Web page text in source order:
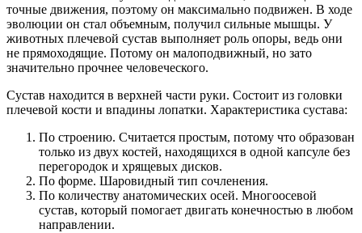
точные движения, поэтому он максимально подвижен. В ходе
эволюции он стал объемным, получил сильные мышцы. У
животных плечевой сустав выполняет роль опоры, ведь они
не прямоходящие. Потому он малоподвижный, но зато
значительно прочнее человеческого.
Сустав находится в верхней части руки. Состоит из головки
плечевой кости и впадины лопатки. Характеристика сустава:
По строению. Считается простым, потому что образован
только из двух костей, находящихся в одной капсуле без
перегородок и хрящевых дисков.
По форме. Шаровидный тип сочленения.
По количеству анатомических осей. Многоосевой
сустав, который помогает двигать конечностью в любом
направлении.